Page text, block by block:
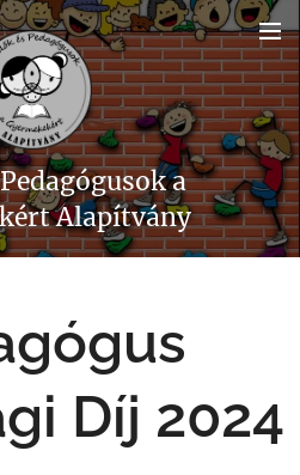
a
Alapítvány
Díj 2024